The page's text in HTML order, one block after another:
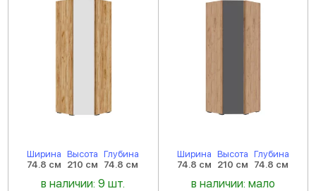
Ширина
74.8 см
Высота
210 см
Глубина
74.8 см
в наличии: 9 шт.
Ширина
74.8 см
Высота
210 см
Глубина
74.8 см
в наличии: мало